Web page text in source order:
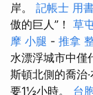
岸。 記帳士 用
傲的巨人”！ 草
摩 小腿 - 推拿
水漂浮城市中僅
斯頓北側的喬治
要1½小時。 台